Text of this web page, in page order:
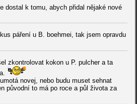
dostal k tomu, abych přidal nějaké nové
páření u B. boehmei, tak jsem opravdu
zkontrolovat kokon u P. pulcher a ta
novej, nebo budu muset sehnat
původní to má po roce a půl života za